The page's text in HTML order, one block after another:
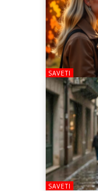
SAVETI
SAVETI